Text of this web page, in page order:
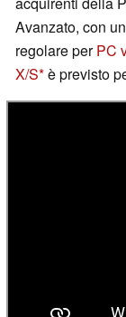
Avanzato, con
regolare perPC
X/S è previsto